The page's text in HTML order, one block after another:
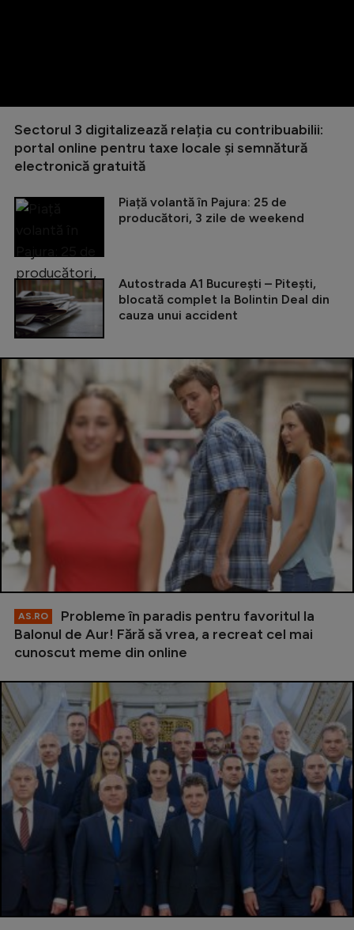
Sectorul 3 digitalizează relația cu contribuabilii:
portal online pentru taxe locale și semnătură
electronică gratuită
Piață volantă în Pajura: 25 de
producători, 3 zile de weekend
Autostrada A1 București – Pitești,
blocată complet la Bolintin Deal din
cauza unui accident
AS.RO
Probleme în paradis pentru favoritul la
Balonul de Aur! Fără să vrea, a recreat cel mai
cunoscut meme din online